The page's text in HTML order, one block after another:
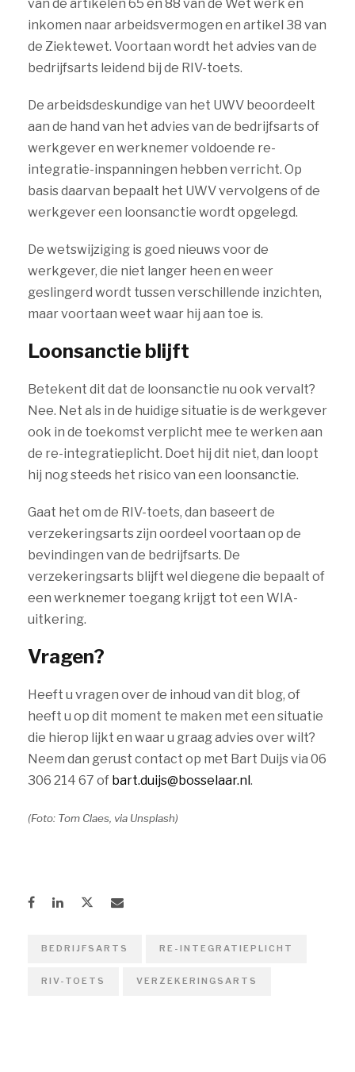
van de artikelen 65 en 88 van de Wet werk en
inkomen naar arbeidsvermogen en artikel 38 van
de Ziektewet. Voortaan wordt het advies van de
bedrijfsarts leidend bij de RIV-toets.
De arbeidsdeskundige van het UWV beoordeelt
aan de hand van het advies van de bedrijfsarts of
werkgever en werknemer voldoende re-
integratie-inspanningen hebben verricht. Op
basis daarvan bepaalt het UWV vervolgens of de
werkgever een loonsanctie wordt opgelegd.
De wetswijziging is goed nieuws voor de
werkgever, die niet langer heen en weer
geslingerd wordt tussen verschillende inzichten,
maar voortaan weet waar hij aan toe is.
Loonsanctie blijft
Betekent dit dat de loonsanctie nu ook vervalt?
Nee. Net als in de huidige situatie is de werkgever
ook in de toekomst verplicht mee te werken aan
de re-integratieplicht. Doet hij dit niet, dan loopt
hij nog steeds het risico van een loonsanctie.
Gaat het om de RIV-toets, dan baseert de
verzekeringsarts zijn oordeel voortaan op de
bevindingen van de bedrijfsarts. De
verzekeringsarts blijft wel diegene die bepaalt of
een werknemer toegang krijgt tot een WIA-
uitkering.
Vragen?
Heeft u vragen over de inhoud van dit blog, of
heeft u op dit moment te maken met een situatie
die hierop lijkt en waar u graag advies over wilt?
Neem dan gerust contact op met Bart Duijs via 06
306 214 67 of bart.duijs@bosselaar.nl.
(Foto: Tom Claes, via Unsplash)
BEDRIJFSARTS RE-INTEGRATIEPLICHT
RIV-TOETS VERZEKERINGSARTS